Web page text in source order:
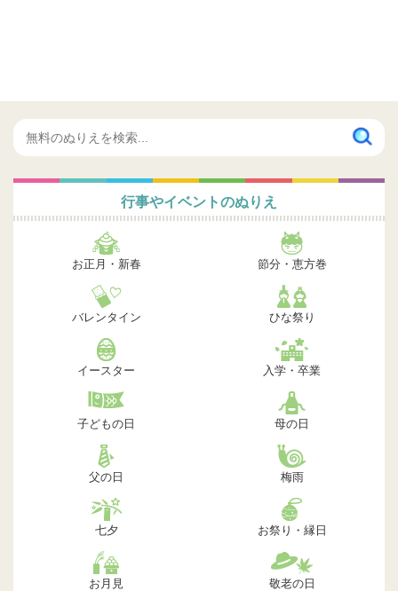
行事やイベントのぬりえ
お正月・新春 節分・恵方巻
バレンタイン ひな祭り
イースター 入学・卒業
子どもの日 母の日
父の日 梅雨
七夕 お祭り・縁日
お月見 敬老の日